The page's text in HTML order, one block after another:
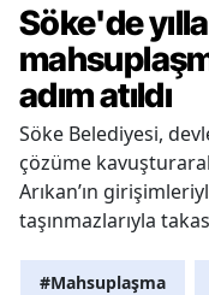
Söke'de
adım atıldı
Söke Belediyesi,
çözüme
Arıkan’ın
taşınmazlarıyla
#Mahsuplaşma